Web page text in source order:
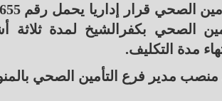
مدة التكليف.
منصب مدير فرع التأمين الصحي